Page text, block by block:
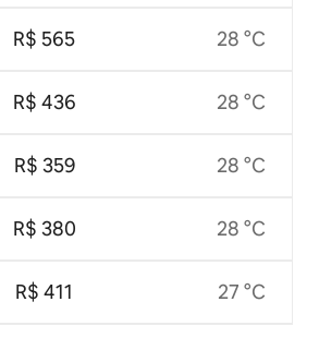
R$ 565
R$ 436
R$ 359
R$ 380
R$ 411
28 °C
28 °C
28 °C
28 °C
27 °C